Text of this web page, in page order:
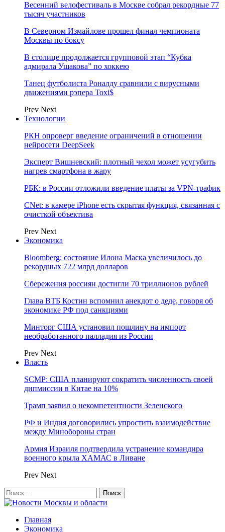
Весенний велофестиваль в Москве собрал рекордные 77
тысяч участников
В Северном Измайлове прошел финал чемпионата
Москвы по боксу
В столице продолжается групповой этап “Кубка
адмирала Ушакова” по хоккею
Танец футболиста Роналду сравнили с вирусными
движениями рэпера Toxi$
Prev Next
Технологии
РКН опроверг введение ограничений в отношении
нейросети DeepSeek
Эксперт Вишневский: плотный чехол может усугубить
нагрев смартфона в жару
РБК: в России отложили введение платы за VPN-трафик
CNet: в камере iPhone есть скрытая функция, связанная с
очисткой объектива
Prev Next
Экономика
Bloomberg: состояние Илона Маска увеличилось до
рекордных 722 млрд долларов
Сбережения россиян достигли 70 триллионов рублей
Глава ВТБ Костин вспомнил анекдот о деде, говоря об
экономике РФ под санкциями
Минторг США установил пошлину на импорт
необработанного палладия из России
Prev Next
Власть
SCMP: США планируют сократить численность своей
дипмиссии в Китае на 10%
Трамп заявил о некомпетентности Зеленского
РФ и Индия договорились упростить взаимодействие
между Минобороны стран
Армия Израиля подтвердила устранение командира
военного крыла ХАМАС в Ливане
Prev Next
Главная
Экономика